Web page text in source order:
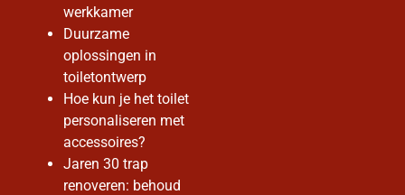
werkkamer
Duurzame
oplossingen in
toiletontwerp
Hoe kun je het toilet
personaliseren met
accessoires?
Jaren 30 trap
renoveren: behoud